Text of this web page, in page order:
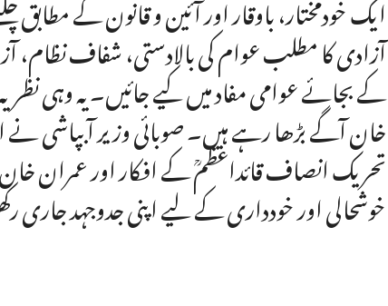
آزادی کا مطلب عوام کی بالادستی، شفاف نظام،
کے بجائے عوامی مفاد میں کیے جائیں۔ یہ وہی
خان آگے بڑھا رہے ہیں۔ صوبائی وزیر آبپاشی نے
تحریک انصاف قائداعظمؒ کے افکار اور عمران
خوشحالی اور خودداری کے لیے اپنی جدوجہد